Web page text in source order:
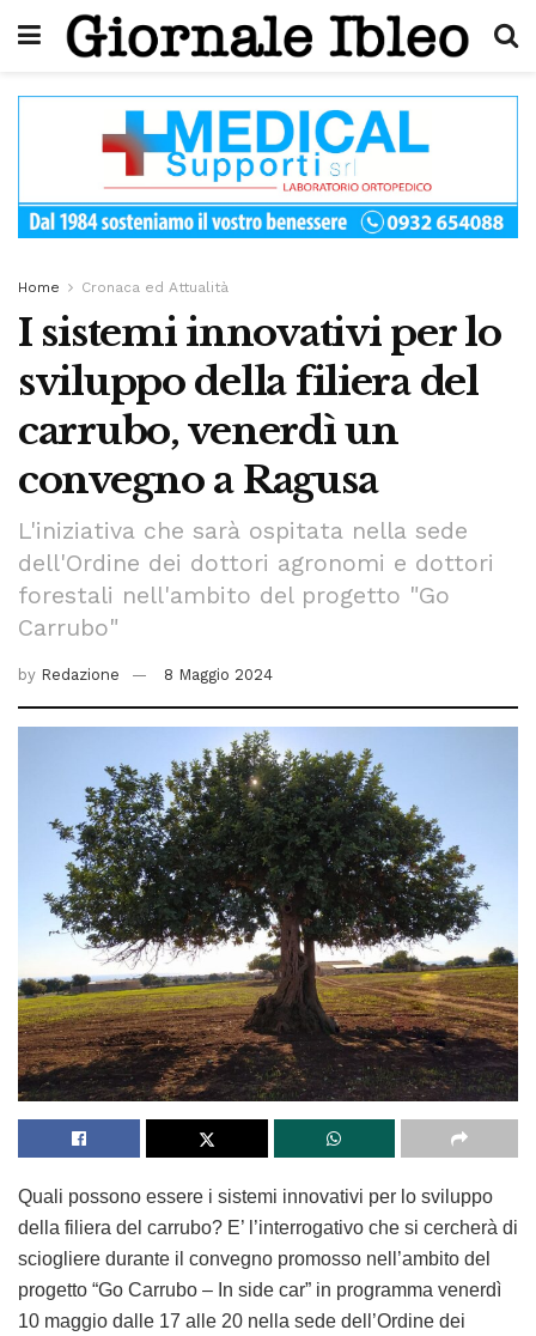
Home Cronaca ed Attualità
I sistemi innovativi per lo
sviluppo della filiera del
carrubo, venerdì un
convegno a Ragusa
L'iniziativa che sarà ospitata nella sede
dell'Ordine dei dottori agronomi e dottori
forestali nell'ambito del progetto "Go
Carrubo"
by Redazione 8 Maggio 2024
Quali possono essere i sistemi innovativi per lo sviluppo
della filiera del carrubo? E’ l’interrogativo che si cercherà di
sciogliere durante il convegno promosso nell’ambito del
progetto “Go Carrubo – In side car” in programma venerdì
10 maggio dalle 17 alle 20 nella sede dell’Ordine dei